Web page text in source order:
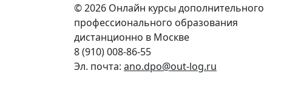
© 2026 Онлайн курсы дополнительного
профессионального образования
дистанционно в Москве
8 (910) 008-86-55
Эл. почта: ano.dpo@out-log.ru